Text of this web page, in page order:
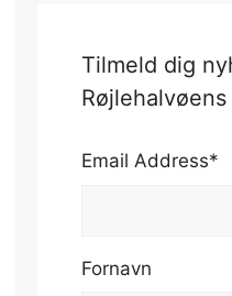
Tilmeld dig
Email Address*
Fornavn